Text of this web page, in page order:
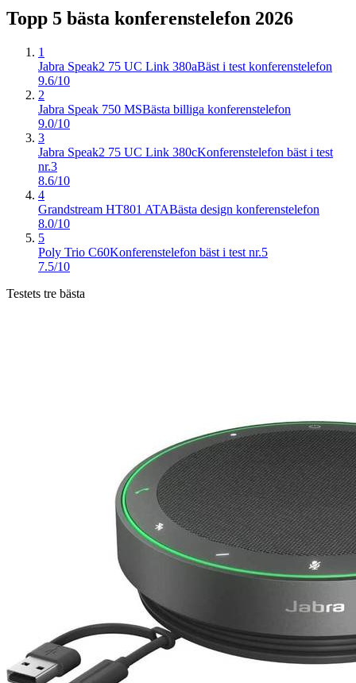
Topp 5 bästa konferenstelefon 2026
1
Jabra Speak2 75 UC Link 380aBäst i test konferenstelefon
9.6/10
2
Jabra Speak 750 MSBästa billiga konferenstelefon
9.0/10
3
Jabra Speak2 75 UC Link 380cKonferenstelefon bäst i test
nr.3
8.6/10
4
Grandstream HT801 ATABästa design konferenstelefon
8.0/10
5
Poly Trio C60Konferenstelefon bäst i test nr.5
7.5/10
Testets tre bästa